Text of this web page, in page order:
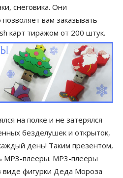
снеговика. Они
вам заказывать
карт тиражом от 200 штук.
на полке и не затерялся
безделушек и открыток,
день! Таким презентом,
MP3-плееры. MP3-плееры
виде фигурки Деда Мороза